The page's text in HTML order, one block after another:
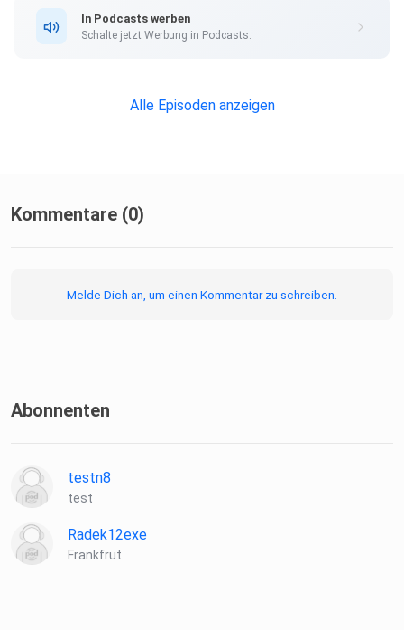
In Podcasts werben
Schalte jetzt Werbung in Podcasts.
Alle Episoden anzeigen
Kommentare (0)
Melde Dich an, um einen Kommentar zu schreiben.
Abonnenten
testn8
test
Radek12exe
Frankfrut